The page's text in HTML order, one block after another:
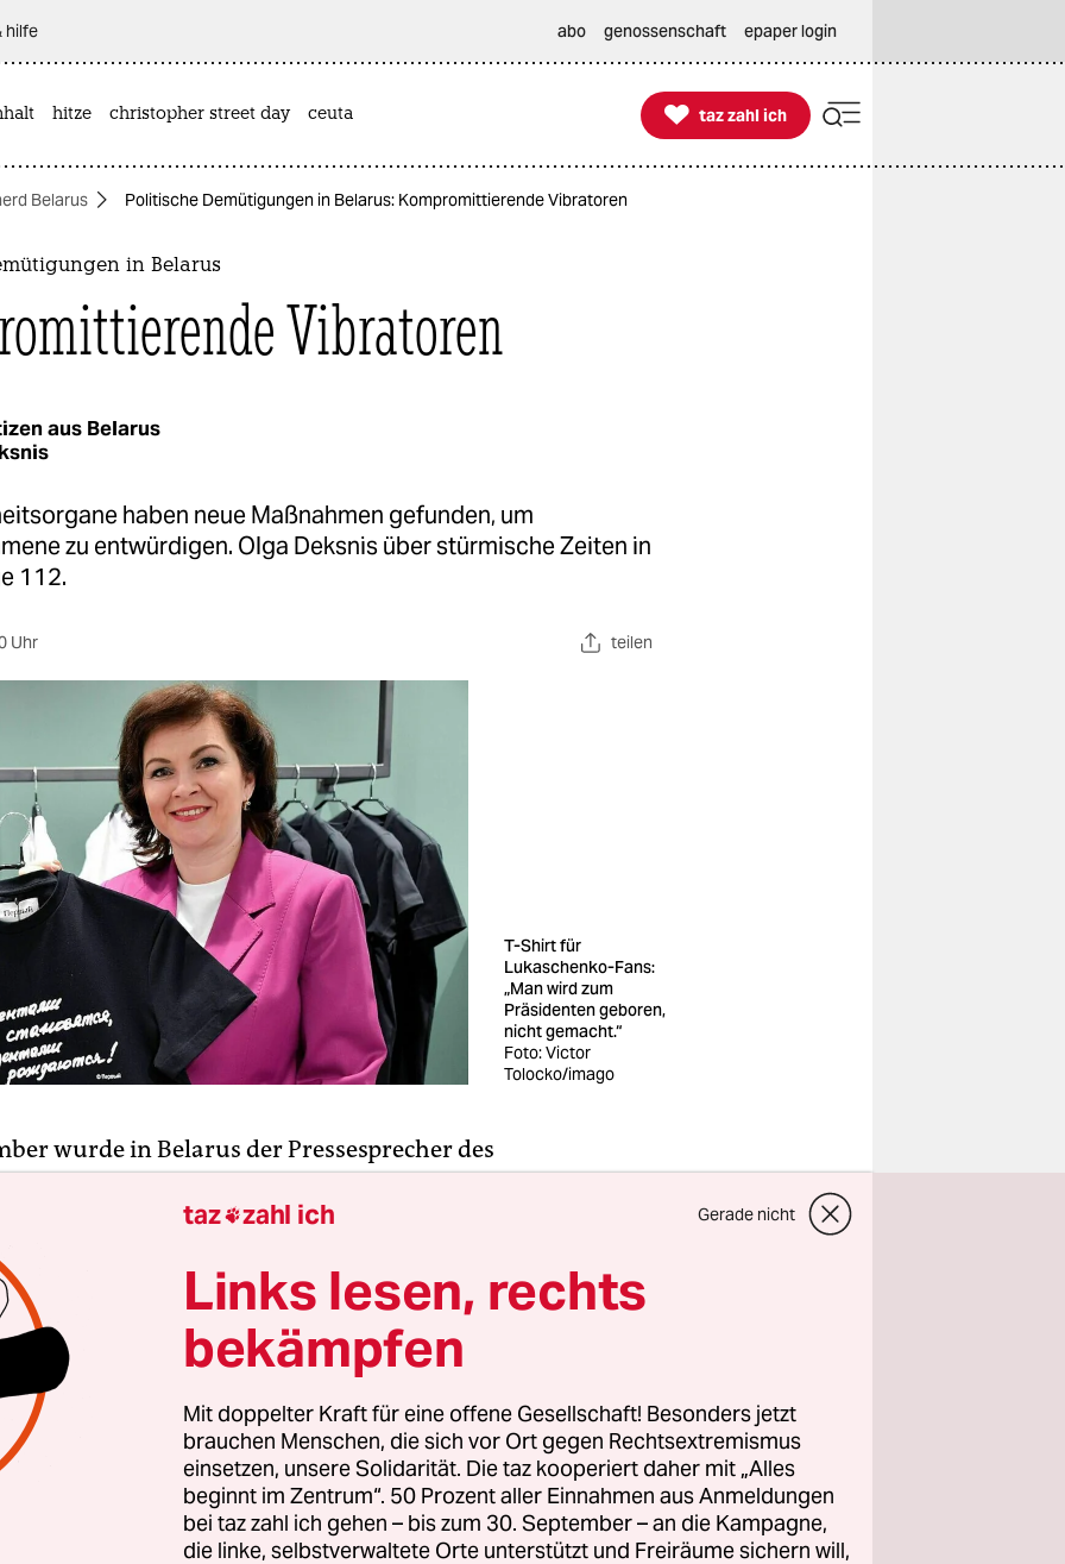
hilfe abo genossenschaft epaper login
hitze christopher street day ceuta 
taz zahl ich
taz zahl ich
Belarus Politische Demütigungen in Belarus: Kompromittierende Vibratoren
in Belarus
Vibratoren
aus Belarus
haben neue Maßnahmen gefunden, um
zu entwürdigen. Olga Deksnis über stürmische Zeiten in
112.
Uhr teilen
T-Shirt für
Lukaschenko-Fans:
„Man wird zum
Präsidenten geboren,
nicht gemacht.“
Foto: Victor
Tolocko/imago
wurde in Belarus der Pressesprecher des
soll geschlossen werden. (
A1 Belarus ist der zweitgrößte Mobilfunkanbieter
bis 2019 hieß es velcon. Anm. der Redaktion
). Seitdem
ihre Telefonnummern und wechseln zu anderen
Die staatlichen Medien haben sogar einen Wettbewerb für
über diesen Wechsel ausgerufen.
taz zahl ich Gerade nicht
Links lesen, rechts
bekämpfen
Mit doppelter Kraft für eine offene Gesellschaft! Besonders jetzt
brauchen Menschen, die sich vor Ort gegen Rechtsextremismus
einsetzen, unsere Solidarität. Die taz kooperiert daher mit „Alles
beginnt im Zentrum“. 50 Prozent aller Einnahmen aus Anmeldungen
bei taz zahl ich gehen – bis zum 30. September – an die Kampagne,
die linke, selbstverwaltete Orte unterstützt und Freiräume sichern will,